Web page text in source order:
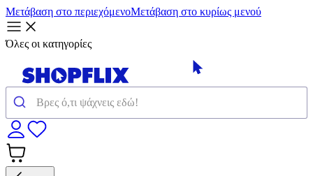
Μετάβαση στο περιεχόμενοΜετάβαση στο κυρίως μενού
Όλες οι κατηγορίες